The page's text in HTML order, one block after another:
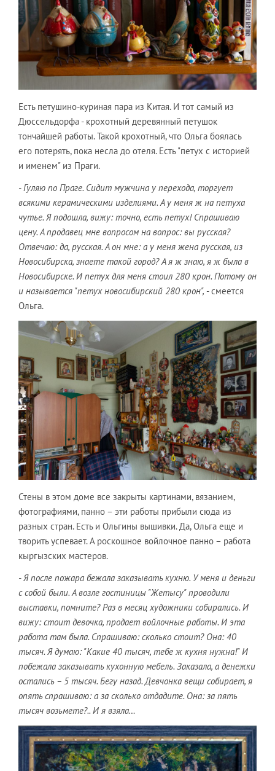
Есть петушино-куриная пара из Китая. И тот самый из
Дюссельдорфа - крохотный деревянный петушок
тончайшей работы. Такой крохотный, что Ольга боялась
его потерять, пока несла до отеля. Есть "петух с историей
и именем" из Праги.
- Гуляю по Праге. Сидит мужчина у перехода, торгует
всякими керамическими изделиями. А у меня ж на петуха
чутье. Я подошла, вижу: точно, есть петух! Спрашиваю
цену. А продавец мне вопросом на вопрос: вы русская?
Отвечаю: да, русская. А он мне: а у меня жена русская, из
Новосибирска, знаете такой город? А я ж знаю, я ж была в
Новосибирске. И петух для меня стоил 280 крон. Потому он
и называется "петух новосибирский 280 крон", - смеется
Ольга.
Стены в этом доме все закрыты картинами, вязанием,
фотографиями, панно – эти работы прибыли сюда из
разных стран. Есть и Ольгины вышивки. Да, Ольга еще и
творить успевает. А роскошное войлочное панно – работа
кыргызских мастеров.
- Я после пожара бежала заказывать кухню. У меня и деньги
с собой были. А возле гостиницы "Жетысу" проводили
выставки, помните? Раз в месяц художники собирались. И
вижу: стоит девочка, продает войлочные работы. И эта
работа там была. Спрашиваю: сколько стоит? Она: 40
тысяч. Я думаю: "Какие 40 тысяч, тебе ж кухня нужна!" И
побежала заказывать кухонную мебель. Заказала, а денежки
остались – 5 тысяч. Бегу назад. Девчонка вещи собирает, я
опять спрашиваю: а за сколько отдадите. Она: за пять
тысяч возьмете?.. И я взяла…